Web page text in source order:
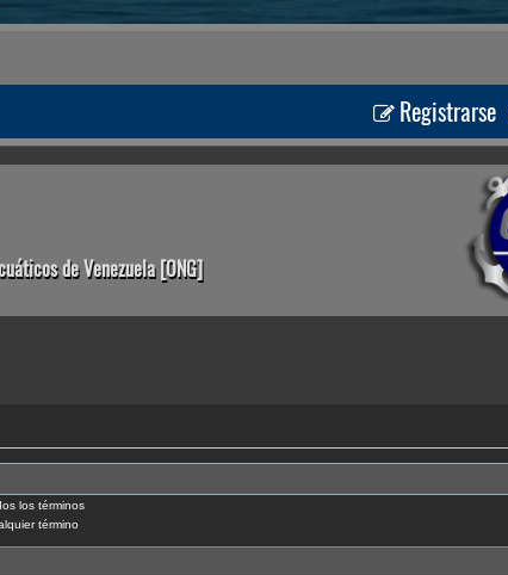
Registrarse
de Venezuela [ONG]
los términos
término